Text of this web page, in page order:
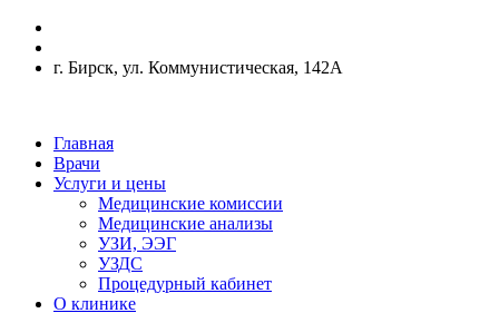
г. Бирск, ул. Коммунистическая, 142А
Главная
Врачи
Услуги и цены
Медицинские комиссии
Медицинские анализы
УЗИ, ЭЭГ
УЗДС
Процедурный кабинет
О клинике